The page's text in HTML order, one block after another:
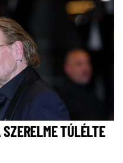
TÚLÉLTE